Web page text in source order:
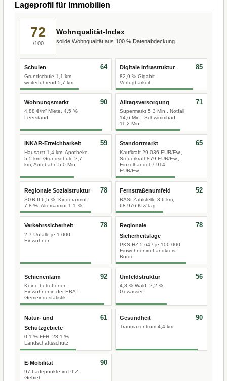
Lageprofil für Immobilien
72
/100
Wohnqualität-Index
solide Wohnqualität aus 100 % Datenabdeckung.
Schulen
Grundschule 1,1 km,
weiterführend 5,7 km
64 Digitale Infrastruktur
82,9 % Gigabit-
Verfügbarkeit
85
Wohnungsmarkt
4,88 €/m² Miete, 4,5 %
Leerstand
90 Alltagsversorgung
Supermarkt 5,3 Min., Notfall
14,6 Min., Schwimmbad
11,2 Min.
71
INKAR-Erreichbarkeit
Hausarzt 1,4 km, Apotheke
5,5 km, Grundschule 2,7
km, Autobahn 5,0 Min.
59 Standortmarkt
Kaufkraft 29.036 EUR/Ew.,
Steuerkraft 879 EUR/Ew.,
Einzelhandel 7.914
EUR/Ew.
65
Regionale Sozialstruktur
SGB II 6,5 %, Kinderarmut
7,8 %, Altersarmut 1,1 %
78 Fernstraßenumfeld
BASt-Zählstelle 3,6 km,
68.976 Kfz/Tag
52
Verkehrssicherheit
2,7 Unfälle je 1.000
Einwohner
78
Regionale
Sicherheitslage
PKS-HZ 5.647 je 100.000
Einwohner im Landkreis
Börde
78
Schienenlärm
Keine betroffenen
Einwohner in der EBA-
Gemeindestatistik
92 Umfeldstruktur
4,8 % Wald, 2,2 %
Gewässer
56
Natur- und
Schutzgebiete
0,1 % FFH, 28,1 %
Landschaftsschutz
61 Gesundheit
Traumazentrum 4,4 km
90
E-Mobilität
97 Ladepunkte im PLZ-
Gebiet
90